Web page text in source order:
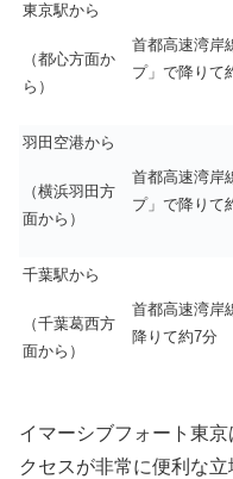
東京駅から
（都心方面か
ら）
首都高速湾岸
プ」で降りて
羽田空港から
（横浜羽田方
面から）
首都高速湾岸
プ」で降りて
千葉駅から
（千葉葛西方
面から）
首都高速湾岸
降りて約7分
イマーシブフォート東
クセスが非常に便利な立